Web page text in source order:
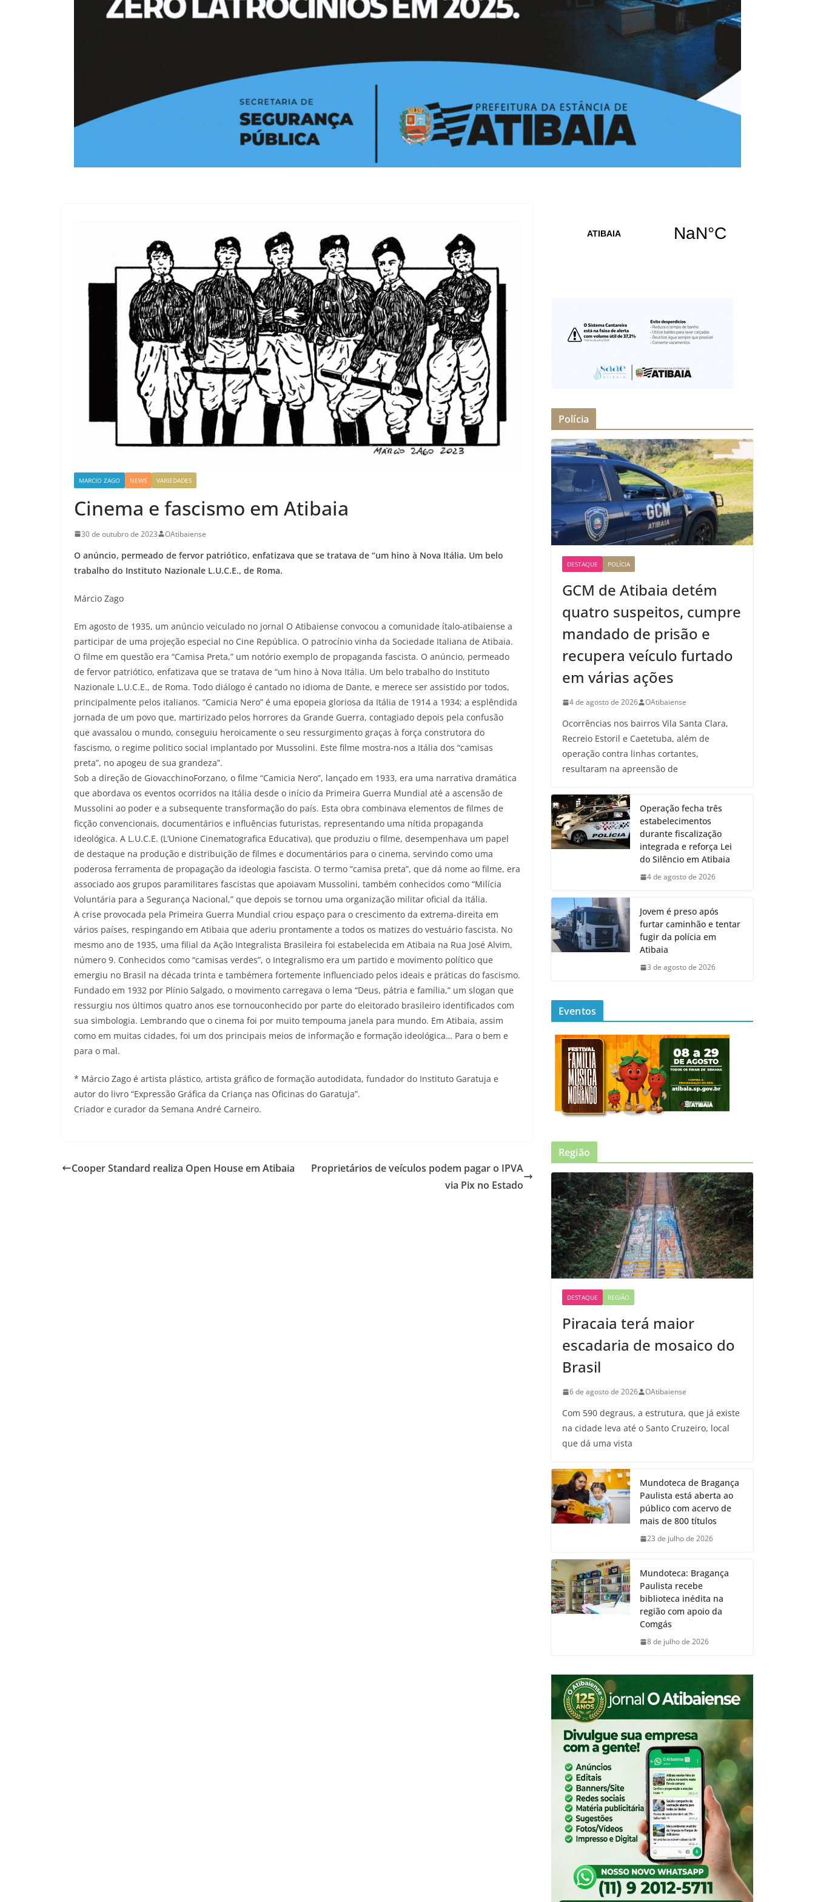
MARCIO ZAGO NEWS VARIEDADES
Cinema e fascismo em Atibaia
30 de outubro de 2023 OAtibaiense
O anúncio, permeado de fervor patriótico, enfatizava que se tratava de “um hino à Nova Itália. Um belo
trabalho do Instituto Nazionale L.U.C.E., de Roma.
Márcio Zago
Em agosto de 1935, um anúncio veiculado no jornal O Atibaiense convocou a comunidade ítalo-atibaiense a
participar de uma projeção especial no Cine República. O patrocínio vinha da Sociedade Italiana de Atibaia.
O filme em questão era “Camisa Preta,” um notório exemplo de propaganda fascista. O anúncio, permeado
de fervor patriótico, enfatizava que se tratava de “um hino à Nova Itália. Um belo trabalho do Instituto
Nazionale L.U.C.E., de Roma. Todo diálogo é cantado no idioma de Dante, e merece ser assistido por todos,
principalmente pelos italianos. “Camicia Nero” é uma epopeia gloriosa da Itália de 1914 a 1934; a esplêndida
jornada de um povo que, martirizado pelos horrores da Grande Guerra, contagiado depois pela confusão
que avassalou o mundo, conseguiu heroicamente o seu ressurgimento graças à força construtora do
fascismo, o regime politico social implantado por Mussolini. Este filme mostra-nos a Itália dos “camisas
preta”, no apogeu de sua grandeza”.
Sob a direção de GiovacchinoForzano, o filme “Camicia Nero”, lançado em 1933, era uma narrativa dramática
que abordava os eventos ocorridos na Itália desde o início da Primeira Guerra Mundial até a ascensão de
Mussolini ao poder e a subsequente transformação do país. Esta obra combinava elementos de filmes de
ficção convencionais, documentários e influências futuristas, representando uma nítida propaganda
ideológica. A L.U.C.E. (L’Unione Cinematografica Educativa), que produziu o filme, desempenhava um papel
de destaque na produção e distribuição de filmes e documentários para o cinema, servindo como uma
poderosa ferramenta de propagação da ideologia fascista. O termo “camisa preta”, que dá nome ao filme, era
associado aos grupos paramilitares fascistas que apoiavam Mussolini, também conhecidos como “Milícia
Voluntária para a Segurança Nacional,” que depois se tornou uma organização militar oficial da Itália.
A crise provocada pela Primeira Guerra Mundial criou espaço para o crescimento da extrema-direita em
vários países, respingando em Atibaia que aderiu prontamente a todos os matizes do vestuário fascista. No
mesmo ano de 1935, uma filial da Ação Integralista Brasileira foi estabelecida em Atibaia na Rua José Alvim,
número 9. Conhecidos como “camisas verdes”, o Integralismo era um partido e movimento político que
emergiu no Brasil na década trinta e tambémera fortemente influenciado pelos ideais e práticas do fascismo.
Fundado em 1932 por Plínio Salgado, o movimento carregava o lema “Deus, pátria e família,” um slogan que
ressurgiu nos últimos quatro anos ese tornouconhecido por parte do eleitorado brasileiro identificados com
sua simbologia. Lembrando que o cinema foi por muito tempouma janela para mundo. Em Atibaia, assim
como em muitas cidades, foi um dos principais meios de informação e formação ideológica… Para o bem e
para o mal.
* Márcio Zago é artista plástico, artista gráfico de formação autodidata, fundador do Instituto Garatuja e
autor do livro “Expressão Gráfica da Criança nas Oficinas do Garatuja”.
Criador e curador da Semana André Carneiro.
Cooper Standard realiza Open House em Atibaia
Proprietários de veículos podem pagar o IPVA
via Pix no Estado
Polícia
DESTAQUE POLÍCIA
GCM de Atibaia detém
quatro suspeitos, cumpre
mandado de prisão e
recupera veículo furtado
em várias ações
4 de agosto de 2026 OAtibaiense
Ocorrências nos bairros Vila Santa Clara,
Recreio Estoril e Caetetuba, além de
operação contra linhas cortantes,
resultaram na apreensão de
Operação fecha três
estabelecimentos
durante fiscalização
integrada e reforça Lei
do Silêncio em Atibaia
4 de agosto de 2026
Jovem é preso após
furtar caminhão e tentar
fugir da polícia em
Atibaia
3 de agosto de 2026
Eventos
Região
DESTAQUE REGIÃO
Piracaia terá maior
escadaria de mosaico do
Brasil
6 de agosto de 2026 OAtibaiense
Com 590 degraus, a estrutura, que já existe
na cidade leva até o Santo Cruzeiro, local
que dá uma vista
Mundoteca de Bragança
Paulista está aberta ao
público com acervo de
mais de 800 títulos
23 de julho de 2026
Mundoteca: Bragança
Paulista recebe
biblioteca inédita na
região com apoio da
Comgás
8 de julho de 2026